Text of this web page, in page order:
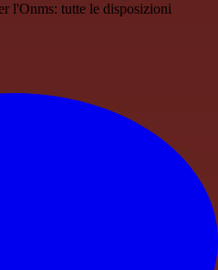
l'Onms: tutte le disposizioni